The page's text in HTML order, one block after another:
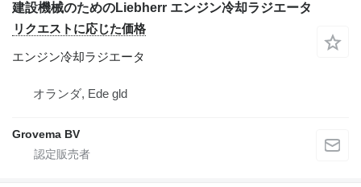
建設機械のためのLiebherr エンジン冷却ラジエータ
リクエストに応じた価格
エンジン冷却ラジエータ
オランダ, Ede gld
Grovema BV